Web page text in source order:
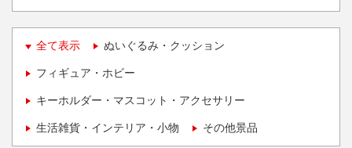
全て表示 ぬいぐるみ・クッション
フィギュア・ホビー
キーホルダー・マスコット・アクセサリー
生活雑貨・インテリア・小物 その他景品